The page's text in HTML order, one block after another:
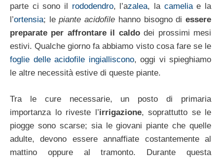
parte ci sono il rododendro, l’azalea, la cameliae la
l’ortensia; lepiante acidofile hanno bisogno diessere
preparate per affrontare il caldodei prossimi mesi
estivi. Qualche giorno fa abbiamo visto cosa fare se le
foglie delle acidofile ingialliscono, oggi vi spieghiamo
le altre necessità estive di queste piante.
Tra le cure necessarie, un posto di primaria
importanza lo riveste l’irrigazione, soprattutto se le
piogge sono scarse; sia le giovani piante che quelle
adulte, devono essere annaffiate costantemente al
mattino oppure al tramonto. Durante questa